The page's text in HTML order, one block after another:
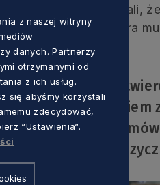
w plebiscycie uznali,
najlepsza premiera
wyróżnienie i
przyjęciem
artystyczne –
Teatru
z naszej witryny
danych. Partnerzy
otrzymanymi od
z ich usług.
się abyśmy korzystali
zdecydować,
“Ustawienia“.